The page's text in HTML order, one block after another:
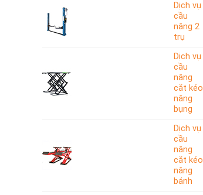
Dịch vụ
cầu
nâng 2
trụ
Dịch vụ
cầu
nâng
cắt kéo
nâng
bụng
Dịch vụ
cầu
nâng
cắt kéo
nâng
bánh